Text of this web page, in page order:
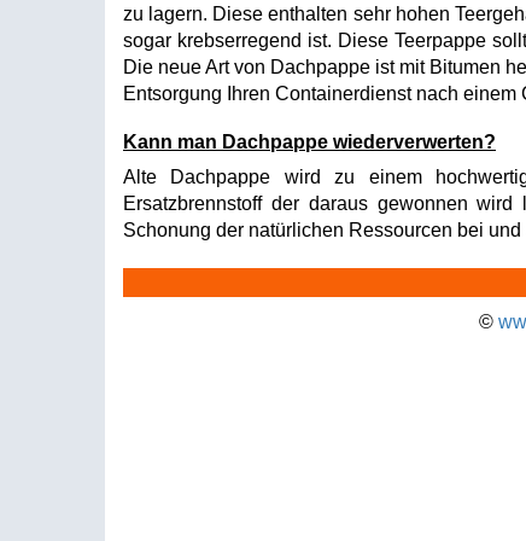
zu lagern. Diese enthalten sehr hohen
sogar krebserregend ist. Diese Teerpappe
Die neue Art von Dachpappe ist mit Bitumen
Entsorgung Ihren Containerdienst nach
Kann man Dachpappe wiederverwerten?
Alte Dachpappe wird zu einem
Ersatzbrennstoff der daraus gewonnen
Schonung der natürlichen Ressourcen bei
©